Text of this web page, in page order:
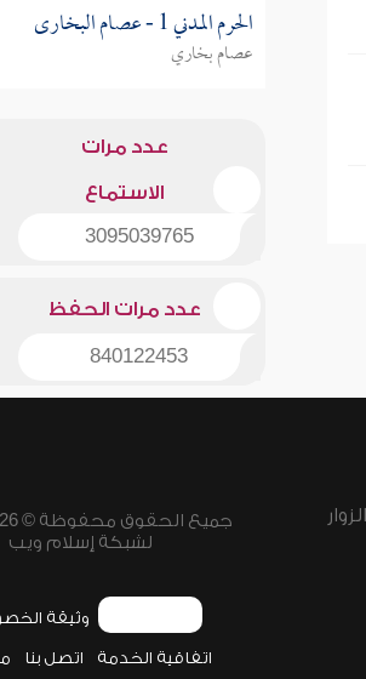
الحرم المدني 1 - عصام البخارى
عصام بخاري
عدد مرات
الاستماع
3095039765
عدد مرات الحفظ
840122453
لشبكة إسلام ويب
وثيقة
اتفاقية الخدمة اتصل بنا